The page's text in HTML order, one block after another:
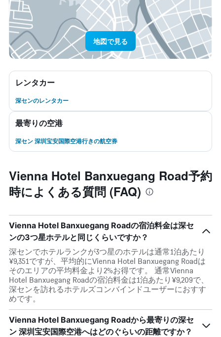
地図で見る
レンタカー
深センのレンタカー
最寄りの空港
深セン 深圳宝安国際空港行きの航空券
Vienna Hotel Banxuegang Road予約
時によくある質問 (FAQ)
Vienna Hotel Banxuegang Roadの宿泊料金は深セ
ンの3つ星ホテルと同じくらいですか？
深センでホテルランクが3つ星のホテルは通常1泊あたり
¥9,351ですが、平均的にVienna Hotel Banxuegang Roadは
そのエリアの平均料金より2%お得です。 通常Vienna
Hotel Banxuegang Roadの宿泊料金は1泊あたり¥9,209で、
深センを訪れるホテルズコンバインドユーザーにおすす
めです。
Vienna Hotel Banxuegang Roadから最寄りの深セ
ン 深圳宝安国際空港へはどのぐらいの距離ですか？